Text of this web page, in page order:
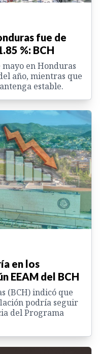
fue de
%: BCH
en Honduras
año, mientras que
estable.
en los
EEAM del BCH
(BCH) indicó que
podría seguir
del Programa